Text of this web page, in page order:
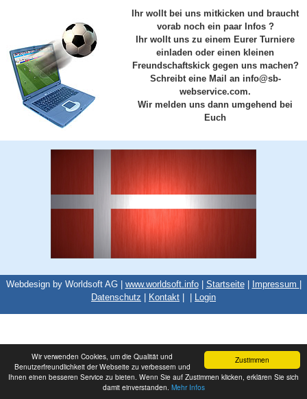
Zustimmen
Wir verwenden Cookies, um die Qualität und
Benutzerfreundlichkeit der Webseite zu verbessern und
Ihnen einen besseren Service zu bieten. Wenn Sie auf Zustimmen klicken, erklären Sie sich
damit einverstanden. Mehr Infos
Ihr wollt bei uns mitkicken und braucht
vorab noch ein paar Infos ?
Ihr wollt uns zu einem Eurer Turniere
einladen oder einen kleinen
Freundschaftskick gegen uns machen?
Schreibt eine Mail an info@sb-
webservice.com.
Wir melden uns dann umgehend bei
Euch
Webdesign by Worldsoft AG | www.worldsoft.info| Startseite| Impressum
Datenschutz
Kontakt Login